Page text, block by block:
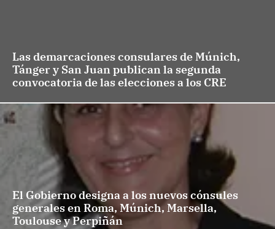
Las demarcaciones consulares de Múnich,
Tánger y San Juan publican la segunda
convocatoria de las elecciones a los CRE
El Gobierno designa a los nuevos cónsules
generales en Roma, Múnich, Marsella,
Toulouse y Perpiñán